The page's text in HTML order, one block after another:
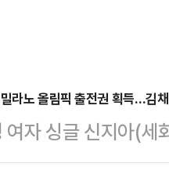
라노 올림픽 출전권 획득…김
여자 싱글 신지아(
페초 동계 올림픽 출